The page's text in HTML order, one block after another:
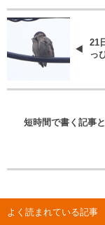
21
っ
短時間で書く記事
よく読まれている記事